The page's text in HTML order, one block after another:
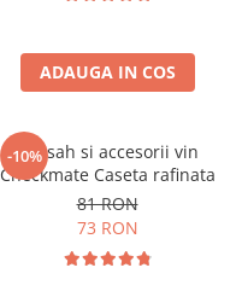
ADAUGA IN COS
-10%
Set sah si accesorii vin
Checkmate Caseta rafinata
81 RON
73 RON